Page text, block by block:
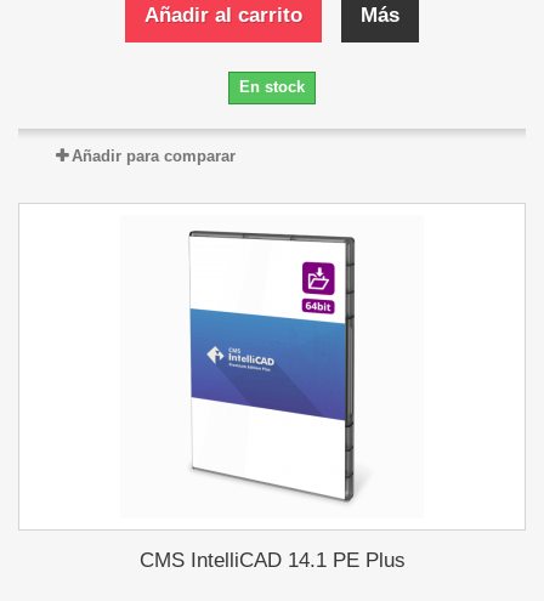
Añadir al carrito Más
En stock
Añadir para comparar
CMS IntelliCAD 14.1 PE Plus